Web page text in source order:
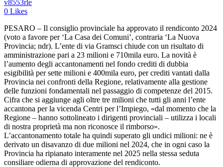
v8553rle
0 Likes
PESARO – Il consiglio provinciale ha approvato il rendiconto 2024
(voto a favore per ‘La Casa dei Comuni’, contraria ‘La Nuova
Provincia; ndr). L’ente di via Gramsci chiude con un risultato di
amministrazione pari a 23 milioni e 710mila euro. La novità è
l’aumento degli accantonamenti nel fondo crediti di dubbia
esigibilità per sette milioni e 400mila euro, per crediti vantati dalla
Provincia nei confronti della Regione, relativamente alla gestione
delle funzioni fondamentali nel passaggio di competenze del 2015.
Cifra che si aggiunge agli oltre tre milioni che tutti gli anni l’ente
accantona per la vicenda Centri per l’Impiego, «dal momento che la
Regione – hanno sottolineato i dirigenti provinciali – utilizza i locali
di nostra proprietà ma non riconosce il rimborso».
L’accantonamento totale ha quindi superato gli undici milioni: ne è
derivato un disavanzo di due milioni nel 2024, che in ogni caso la
Provincia ha ripianato interamente nel 2025 nella stessa seduta
consiliare odierna di approvazione del rendiconto.